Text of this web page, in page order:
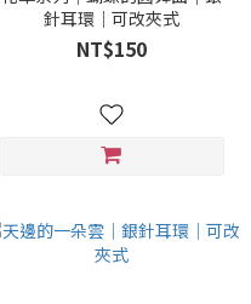
針耳環｜可改夾式
NT$150